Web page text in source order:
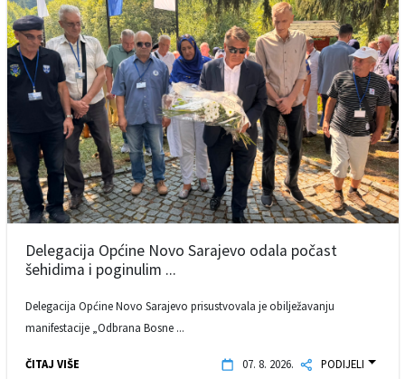
Delegacija Općine Novo Sarajevo odala počast
šehidima i poginulim ...
Delegacija Općine Novo Sarajevo prisustvovala je obilježavanju
manifestacije „Odbrana Bosne ...
ČITAJ VIŠE 07. 8. 2026. PODIJELI